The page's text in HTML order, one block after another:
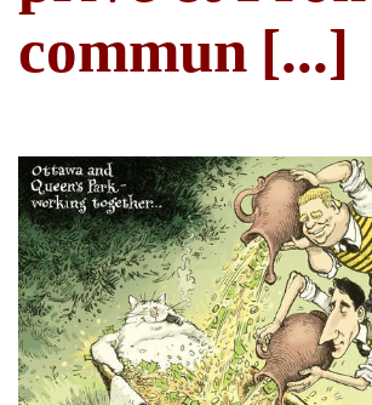
commun [...]